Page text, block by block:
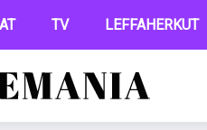
TV LEFFAHERKUT